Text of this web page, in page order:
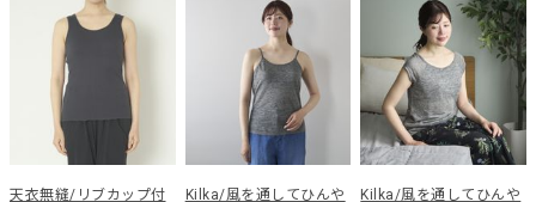
天衣無縫/リブカップ付
Kilka/風を通してひんや
Kilka/風を通してひんや